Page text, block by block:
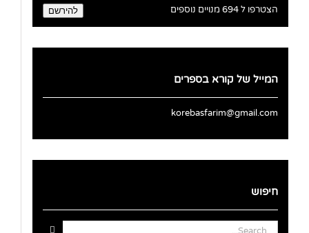
אלקטרוני
להירשם הצטרפו ל 694 מנויים נוספים
המייל של קורא בספרים
korebasfarim@gmail.com
חיפוש
Search